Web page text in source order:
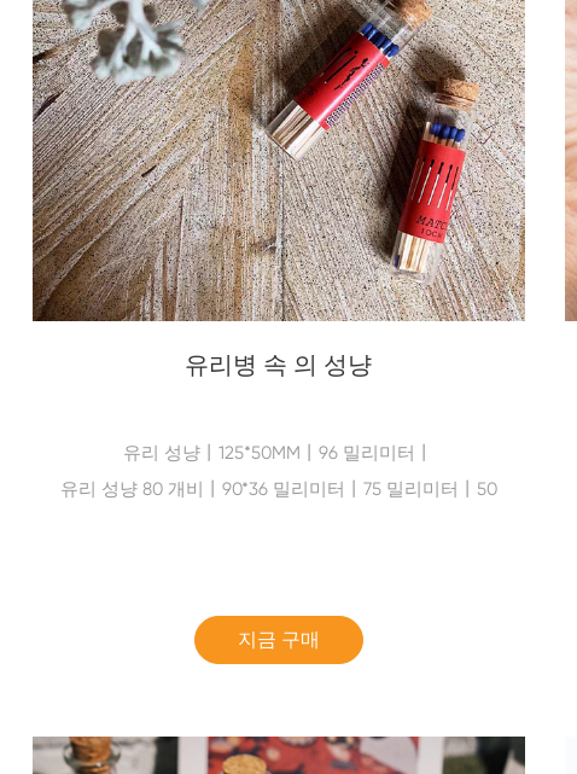
유리병 속 의 성냥
유리 성냥丨125*50MM丨96 밀리미터丨
유리 성냥 80 개비丨90*36 밀리미터丨75 밀리미터丨50
지금 구매